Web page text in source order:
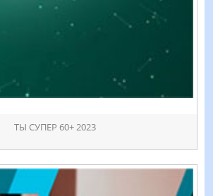
ТЫ СУПЕР 60+ 2023